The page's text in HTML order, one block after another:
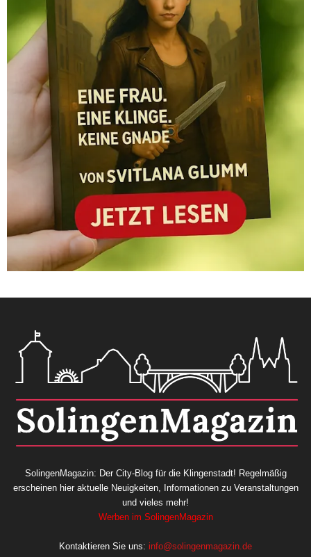
SolingenMagazin: Der City-Blog für die Klingenstadt! Regelmäßig
erscheinen hier aktuelle Neuigkeiten, Informationen zu Veranstaltungen
und vieles mehr!
Werben im SolingenMagazin
Kontaktieren Sie uns: info@solingenmagazin.de